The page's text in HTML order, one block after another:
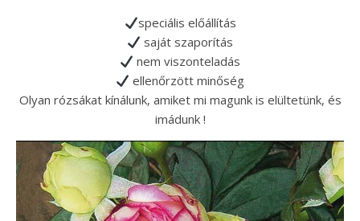
speciális előállítás
saját szaporítás
nem viszonteladás
ellenőrzött minőség
Olyan rózsákat kínálunk, amiket mi magunk is elültetünk, és
imádunk !